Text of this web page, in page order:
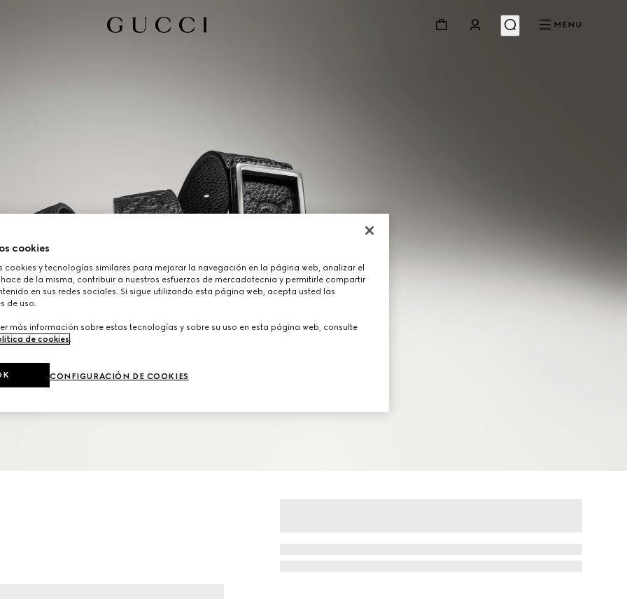
MENU
cookies
cookies y tecnologías similares para mejorar la navegación en la página web, analizar el
hace de la misma, contribuir a nuestros esfuerzos de mercadotecnia y permitirle compartir
en sus redes sociales. Si sigue utilizando esta página web, acepta usted las
de uso.
más información sobre estas tecnologías y sobre su uso en esta página web, consulte
de cookies.
CONFIGURACIÓN DE COOKIES